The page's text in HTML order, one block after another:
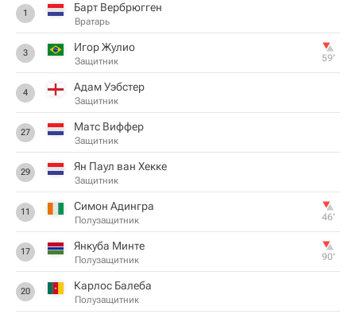
1 Барт Вербрюгген
Вратарь
3 Игор Жулио
Защитник 59‎’‎
4 Адам Уэбстер
Защитник
27 Матс Виффер
Защитник
29 Ян Паул ван Хекке
Защитник
11 Симон Адингра
Полузащитник 46‎’‎
17 Янкуба Минте
Полузащитник 90‎’‎
20 Карлос Балеба
Полузащитник